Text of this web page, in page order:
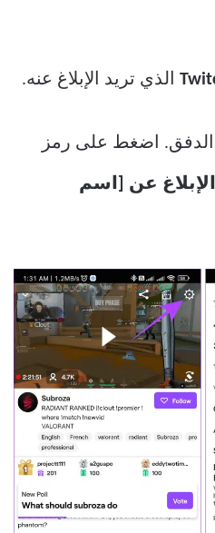
الذي تريد الإبلاغ عنه.
اضغط على رمز
عن [اسم